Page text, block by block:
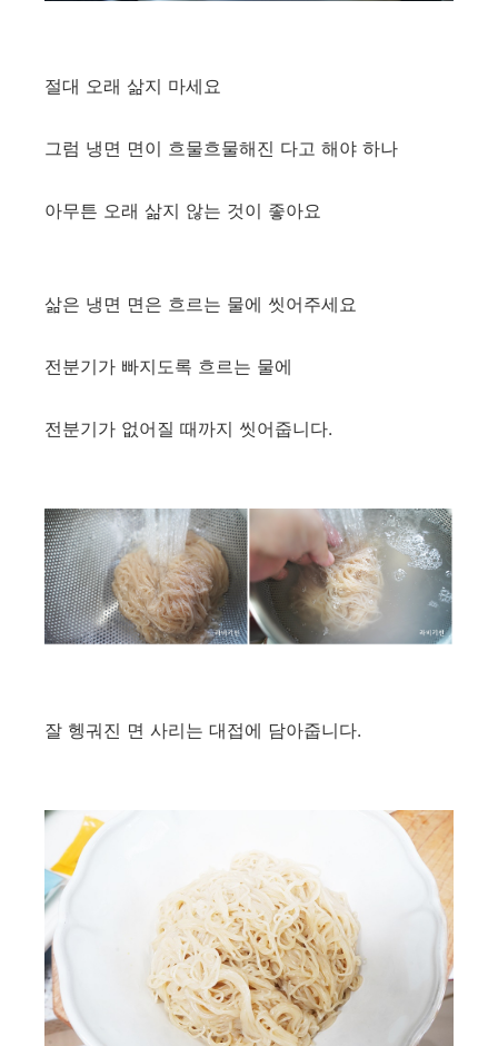
절대 오래 삶지 마세요
그럼 냉면 면이 흐물흐물해진 다고 해야 하나
아무튼 오래 삶지 않는 것이 좋아요
삶은 냉면 면은 흐르는 물에 씻어주세요
전분기가 빠지도록 흐르는 물에
전분기가 없어질 때까지 씻어줍니다.
잘 헹궈진 면 사리는 대접에 담아줍니다.